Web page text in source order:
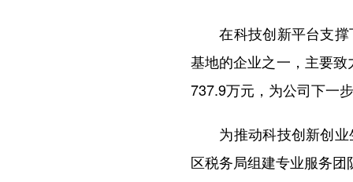
在科技创新平台支撑
基地的企业之一，主要
737.9万元，为公司下一
为推动科技创新创业
区税务局组建专业服务团